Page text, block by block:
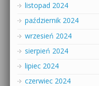
listopad 2024
październik 2024
wrzesień 2024
sierpień 2024
lipiec 2024
czerwiec 2024